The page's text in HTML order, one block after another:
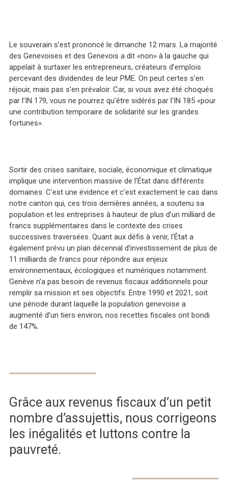
Le souverain s’est prononcé le dimanche 12 mars. La majorité
des Genevoises et des Genevois a dit «non» à la gauche qui
appelait à surtaxer les entrepreneurs, créateurs d’emplois
percevant des dividendes de leur PME. On peut certes s’en
réjouir, mais pas s’en prévaloir. Car, si vous avez été choqués
par l’IN 179, vous ne pourrez qu’être sidérés par l’IN 185 «pour
une contribution temporaire de solidarité sur les grandes
fortunes».
Sortir des crises sanitaire, sociale, économique et climatique
implique une intervention massive de l’État dans différents
domaines. C’est une évidence et c’est exactement le cas dans
notre canton qui, ces trois dernières années, a soutenu sa
population et les entreprises à hauteur de plus d’un milliard de
francs supplémentaires dans le contexte des crises
successives traversées. Quant aux défis à venir, l’État a
également prévu un plan décennal d’investissement de plus de
11 milliards de francs pour répondre aux enjeux
environnementaux, écologiques et numériques notamment.
Genève n’a pas besoin de revenus fiscaux additionnels pour
remplir sa mission et ses objectifs. Entre 1990 et 2021, soit
une période durant laquelle la population genevoise a
augmenté d’un tiers environ, nos recettes fiscales ont bondi
de 147%.
Grâce aux revenus fiscaux d’un petit
nombre d’assujettis, nous corrigeons
les inégalités et luttons contre la
pauvreté.